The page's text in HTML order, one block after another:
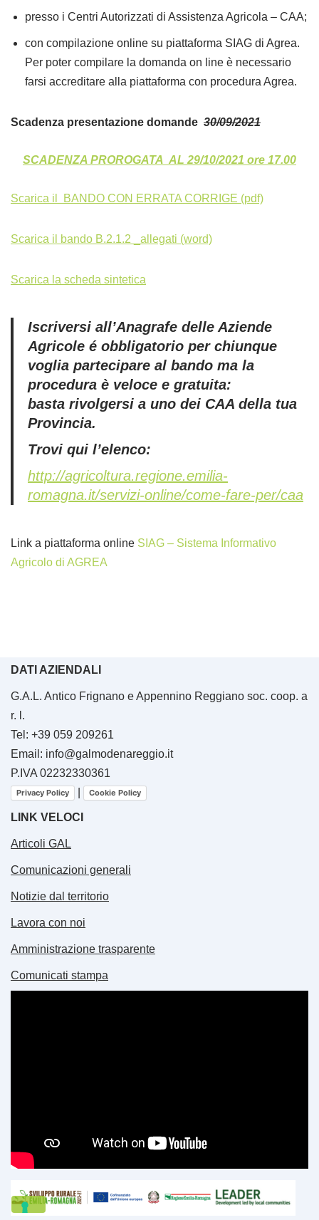
presso i Centri Autorizzati di Assistenza Agricola – CAA;
con compilazione online su piattaforma SIAG di Agrea.
Per poter compilare la domanda on line è necessario
farsi accreditare alla piattaforma con procedura Agrea.
Scadenza presentazione domande 30/09/2021
SCADENZA PROROGATA AL 29/10/2021 ore 17.00
Scarica il BANDO CON ERRATA CORRIGE (pdf)
Scarica il bando B.2.1.2 _allegati (word)
Scarica la scheda sintetica
Iscriversi all’Anagrafe delle Aziende
Agricole é obbligatorio per chiunque
voglia partecipare al bando ma la
procedura è veloce e gratuita:
basta rivolgersi a uno dei CAA della tua
Provincia.
Trovi qui l’elenco:
http://agricoltura.regione.emilia-
romagna.it/servizi-online/come-fare-per/caa
Link a piattaforma online SIAG – Sistema Informativo
Agricolo di AGREA
DATI AZIENDALI
G.A.L. Antico Frignano e Appennino Reggiano soc. coop. a
r. l.
Tel: +39 059 209261
Email: info@galmodenareggio.it
P.IVA 02232330361
Privacy Policy Cookie Policy
LINK VELOCI
Articoli GAL
Comunicazioni generali
Notizie dal territorio
Lavora con noi
Amministrazione trasparente
Comunicati stampa